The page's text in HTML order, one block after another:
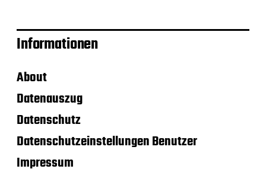
Informationen
About
Datenauszug
Datenschutz
Datenschutzeinstellungen Benutzer
Impressum